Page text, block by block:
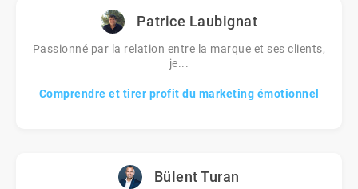
Patrice Laubignat
Passionné par la relation entre la marque et ses clients,
je...
Comprendre et tirer profit du marketing émotionnel
Bülent Turan